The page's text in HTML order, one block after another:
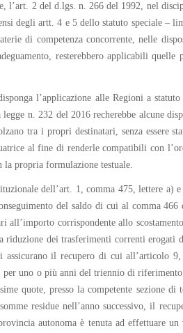
l’art. 2 del d.lgs. n. 266 del 1992, nel
degli artt. 4 e 5 dello statuto speciale –
di competenza concorrente, nelle
resterebbero applicabili
l’applicazione alle Regioni a
n. 232 del 2016 recherebbe alcune
tra i propri destinatari, senza essere
al fine di renderle compatibili con
propria formulazione testuale.
dell’art. 1, comma 475, lettere a)
del saldo di cui al comma 466
corrispondente allo
dei trasferimenti correnti
il recupero di cui all’articolo
uno o più anni del triennio di
quote, presso la competente sezione
residue nell’anno successivo, il
autonoma è tenuta ad effettuare